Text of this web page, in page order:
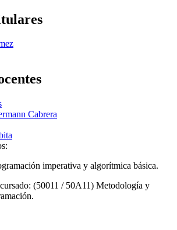
Cabrera
imperativa y algorítmica básica.
(50011 / 50A11) Metodología y